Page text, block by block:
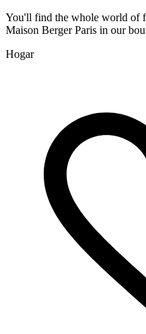
You'll find the whole world of
Maison Berger Paris in our
Hogar